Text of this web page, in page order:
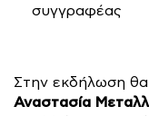
συγγραφέας
Στην εκδήλωση
Αναστασία